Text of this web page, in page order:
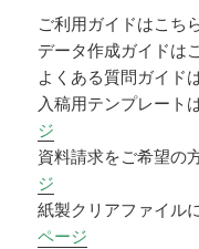
ご利用ガイドはこち
データ作成ガイドは
よくある質問ガイド
入稿用テンプレート
ジ
資料請求をご希望の
ジ
紙製クリアファイル
ページ